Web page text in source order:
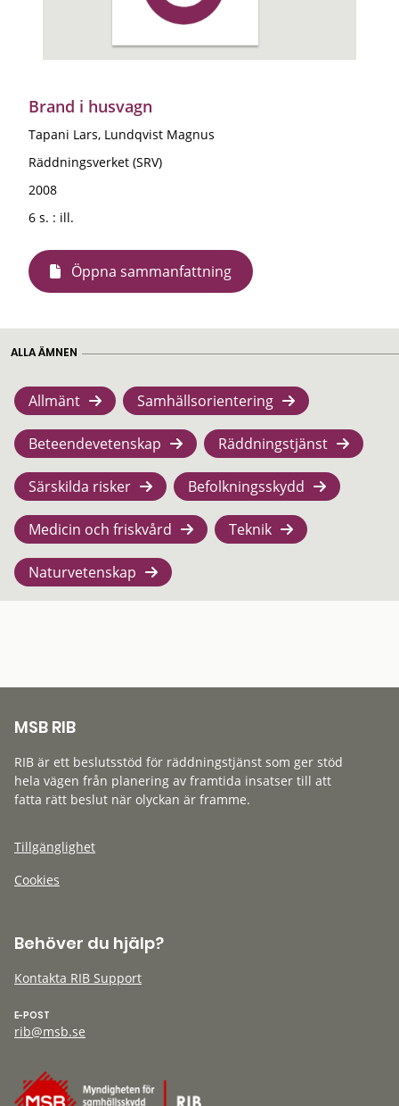
Brand i husvagn
Tapani Lars, Lundqvist Magnus
Räddningsverket (SRV)
2008
6 s. : ill.
Öppna sammanfattning
ALLA ÄMNEN
Allmänt Samhällsorientering
Beteendevetenskap Räddningstjänst
Särskilda risker Befolkningsskydd
Medicin och friskvård Teknik
Naturvetenskap
MSB RIB
RIB är ett beslutsstöd för räddningstjänst som ger stöd
hela vägen från planering av framtida insatser till att
fatta rätt beslut när olyckan är framme.
Tillgänglighet
Cookies
Behöver du hjälp?
Kontakta RIB Support
E-POST
rib@msb.se